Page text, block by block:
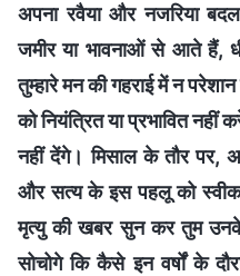
अपना रवैया और नजरिया बदल
जमीर या भावनाओं से आते हैं,
तुम्हारे मन की गहराई में न
को नियंत्रित या प्रभावित नहीं
नहीं देंगे। मिसाल के तौर पर,
और सत्य के इस पहलू को
मृत्यु की खबर सुन कर तुम
सोचोगे कि कैसे इन वर्षों के